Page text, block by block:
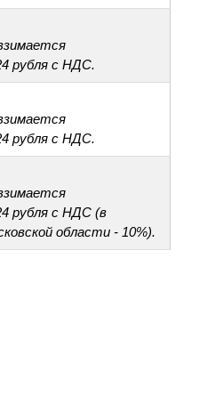
рубля с НДС.
рубля с НДС.
рубля с НДС (в
области - 10%).